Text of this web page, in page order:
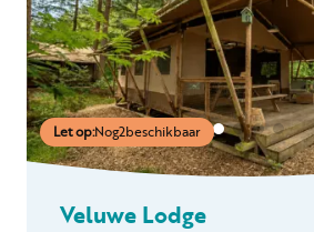
Let op:Nog2beschikbaar
Veluwe Lodge